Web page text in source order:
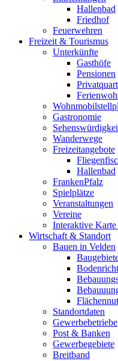
Hallenbad
Friedhof
Feuerwehren
Freizeit & Tourismus
Unterkünfte
Gasthöfe
Pensionen
Gastronomie
Wanderwege
Freizeitangebote
Hallenbad
FrankenPfalz
Spielplätze
Veranstaltungen
Vereine
Interaktive Karte
Wirtschaft & Standort
Bauen in Velden
Standortdaten
Gewerbebetriebe
Post & Banken
Gewerbegebiete
Breitband